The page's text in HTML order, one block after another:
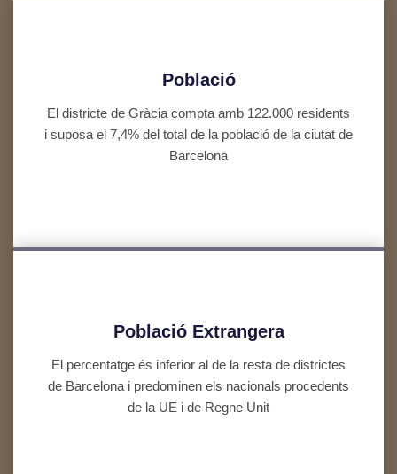
Població
El districte de Gràcia compta amb 122.000 residents
i suposa el 7,4% del total de la població de la ciutat de
Barcelona
Població Extrangera
El percentatge és inferior al de la resta de districtes
de Barcelona i predominen els nacionals procedents
de la UE i de Regne Unit